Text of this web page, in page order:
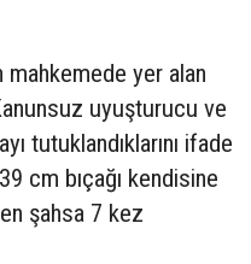
mahkemede yer alan
uyuşturucu ve
tutuklandıklarını ifade
cm bıçağı kendisine
şahsa 7 kez